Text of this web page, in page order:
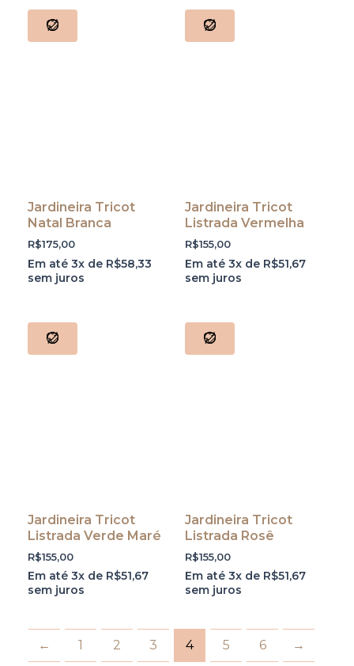
Jardineira Tricot
Natal Branca
R$175,00
Em até 3x de R$58,33
sem juros
Jardineira Tricot
Listrada Vermelha
R$155,00
Em até 3x de R$51,67
sem juros
Jardineira Tricot
Listrada Verde Maré
R$155,00
Em até 3x de R$51,67
sem juros
Jardineira Tricot
Listrada Rosê
R$155,00
Em até 3x de R$51,67
sem juros
← 1 2 3 4 5 6 →